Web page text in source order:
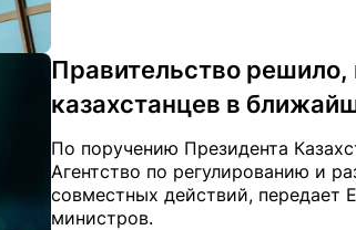
Правительство решило,
казахстанцев в
По поручению Президента
Агентство по регулированию и
совместных действий, передает
министров.